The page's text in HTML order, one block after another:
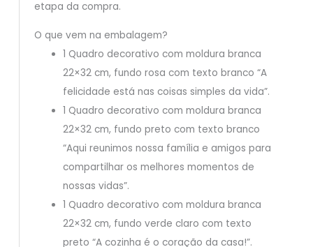
etapa da compra.
O que vem na embalagem?
1 Quadro decorativo com moldura branca
22×32 cm, fundo rosa com texto branco “A
felicidade está nas coisas simples da vida”.
1 Quadro decorativo com moldura branca
22×32 cm, fundo preto com texto branco
“Aqui reunimos nossa família e amigos para
compartilhar os melhores momentos de
nossas vidas”.
1 Quadro decorativo com moldura branca
22×32 cm, fundo verde claro com texto
preto “A cozinha é o coração da casa!”.